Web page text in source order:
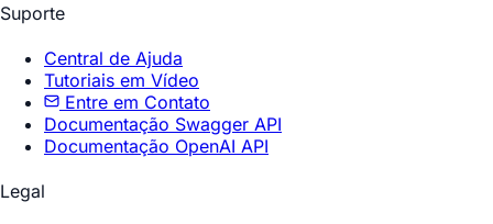
Suporte
Central de Ajuda
Tutoriais em Vídeo
Entre em Contato
Documentação Swagger API
Documentação OpenAI API
Legal